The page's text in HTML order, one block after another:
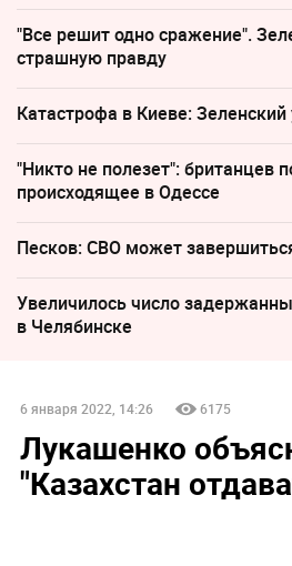
"Все решит одно сражение".
страшную правду
Катастрофа в Киеве:
"Никто не полезет": британцев
происходящее в Одессе
Песков: СВО может
Увеличилось число
в Челябинске
6 января 2022, 14:26 6175
Лукашенко
"Казахстан